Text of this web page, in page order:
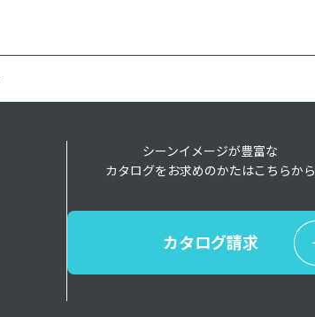
シーンイメージが豊富な
カタログをお求めのかたはこちらから
カタログ請求